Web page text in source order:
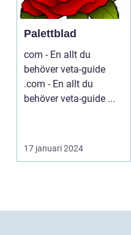
Palettblad
com - En allt du
behöver veta-guide
.com - En allt du
behöver veta-guide ...
17 januari 2024